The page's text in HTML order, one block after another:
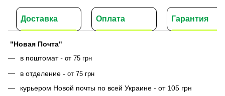
Доставка Оплата Гарантия
"Новая Почта"
в поштомат- от 75 грн
в отделение - от 75 грн
курьером Новой почты по всей Украине - от 105 грн